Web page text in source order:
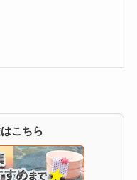
こちら